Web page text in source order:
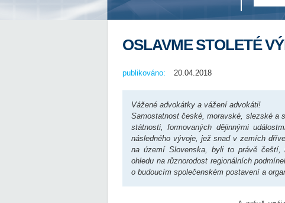
OSLAVME STOLETÉ
publikováno: 20.04.2018
Vážené advokátky a vážení advokáti!
Samostatnost české, moravské, slezské a
státnosti, formovaných dějinnými
následného vývoje, jež snad v zemích
na území Slovenska, byli to právě
ohledu na různorodost regionálních
o budoucím společenském postavení a